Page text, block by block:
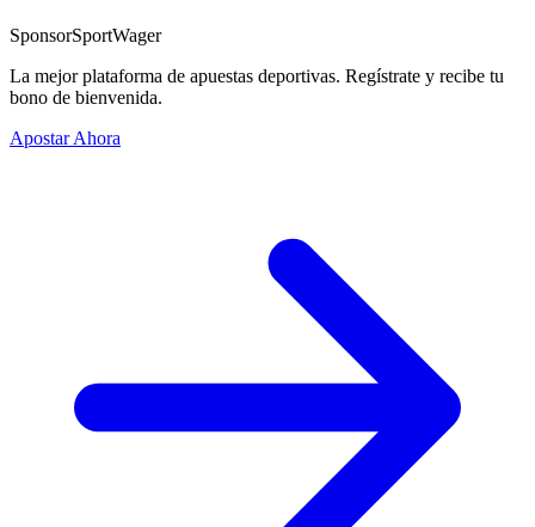
SponsorSportWager
La mejor plataforma de apuestas deportivas. Regístrate y recibe tu
bono de bienvenida.
Apostar Ahora